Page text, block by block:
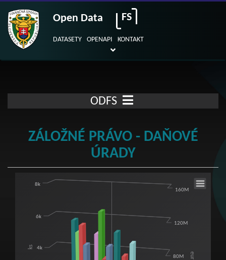
Open Data FS
DATASETY OPENAPI KONTAKT
ODFS
ZÁLOŽNÉ PRÁVO - DAŇOVÉ
ÚRADY
Záložné právo - daňové úrady
View as data table, Záložné právo - daňové úrady
The chart has 1 X axis displaying categories.
ks
eur
4k
6k
8k
80M
120M
160M